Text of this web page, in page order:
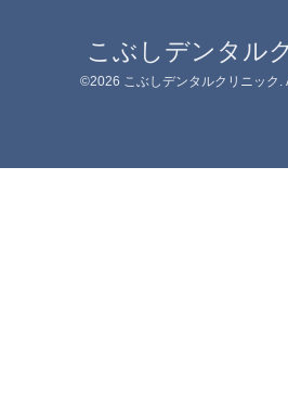
こぶしデンタル
©2026 こぶしデンタルクリニック